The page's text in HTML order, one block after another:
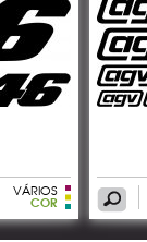
VÁRIOS
COR